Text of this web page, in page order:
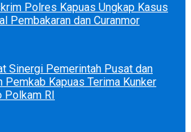
Polres Kapuas Ungkap Kasus
Pembakaran dan Curanmor
Sinergi Pemerintah Pusat dan
Pemkab Kapuas Terima Kunker
Polkam RI